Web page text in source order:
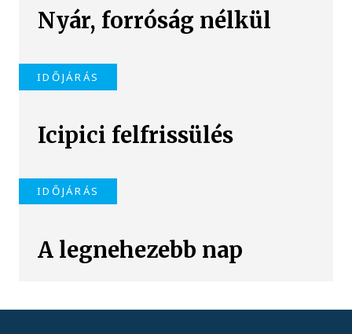
Nyár, forróság nélkül
IDŐJÁRÁS
Icipici felfrissülés
IDŐJÁRÁS
A legnehezebb nap